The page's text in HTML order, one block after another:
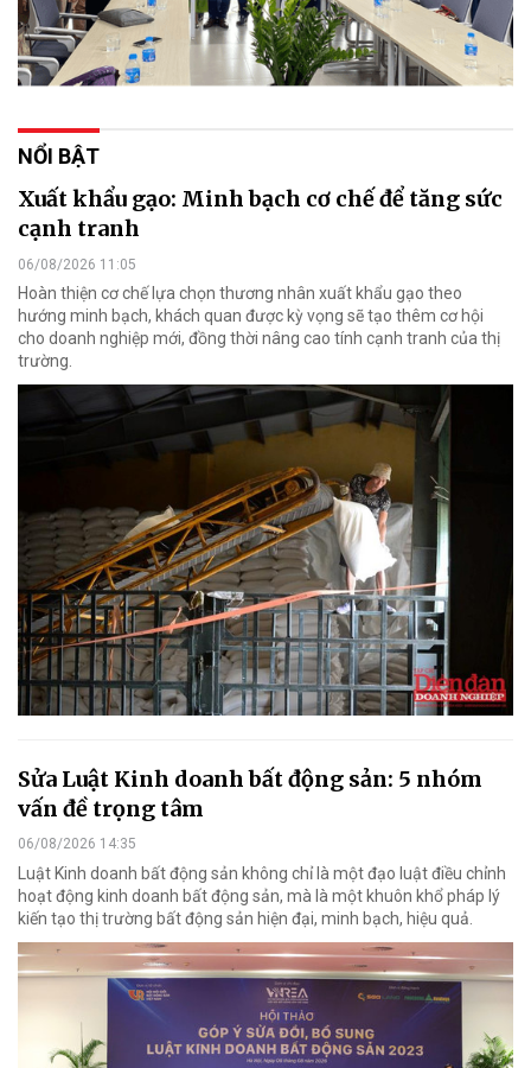
NỔI BẬT
Xuất khẩu gạo: Minh bạch cơ chế để tăng sức
cạnh tranh
06/08/2026 11:05
Hoàn thiện cơ chế lựa chọn thương nhân xuất khẩu gạo theo
hướng minh bạch, khách quan được kỳ vọng sẽ tạo thêm cơ hội
cho doanh nghiệp mới, đồng thời nâng cao tính cạnh tranh của thị
trường.
Sửa Luật Kinh doanh bất động sản: 5 nhóm
vấn đề trọng tâm
06/08/2026 14:35
Luật Kinh doanh bất động sản không chỉ là một đạo luật điều chỉnh
hoạt động kinh doanh bất động sản, mà là một khuôn khổ pháp lý
kiến tạo thị trường bất động sản hiện đại, minh bạch, hiệu quả.